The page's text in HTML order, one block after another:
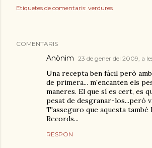
Etiquetes de comentaris: verdures
COMENTARIS
Anònim 23 de gener del 2009, a
Una recepta ben fàcil però
de primera... m'encanten els
maneres. El que sí es cert, es
pesat de desgranar-los...però
T'asseguro que aquesta també
Records...
RESPON